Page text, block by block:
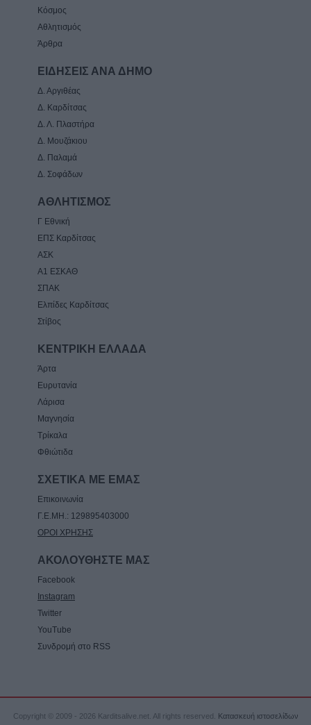
Κόσμος
Αθλητισμός
Άρθρα
ΕΙΔΗΣΕΙΣ ΑΝΑ ΔΗΜΟ
Δ. Αργιθέας
Δ. Καρδίτσας
Δ. Λ. Πλαστήρα
Δ. Μουζάκιου
Δ. Παλαμά
Δ. Σοφάδων
ΑΘΛΗΤΙΣΜΟΣ
Γ Εθνική
ΕΠΣ Καρδίτσας
ΑΣΚ
Α1 ΕΣΚΑΘ
ΣΠΑΚ
Ελπίδες Καρδίτσας
Στίβος
ΚΕΝΤΡΙΚΗ ΕΛΛΑΔΑ
Άρτα
Ευρυτανία
Λάρισα
Μαγνησία
Τρίκαλα
Φθιώτιδα
ΣΧΕΤΙΚΑ ΜΕ ΕΜΑΣ
Επικοινωνία
Γ.Ε.ΜΗ.: 129895403000
ΟΡΟΙ ΧΡΗΣΗΣ
ΑΚΟΛΟΥΘΗΣΤΕ ΜΑΣ
Facebook
Instagram
Twitter
YouTube
Συνδρομή στο RSS
Copyright © 2009 - 2026 Karditsalive.net. All rights reserved. Κατασκευή ιστοσελίδων